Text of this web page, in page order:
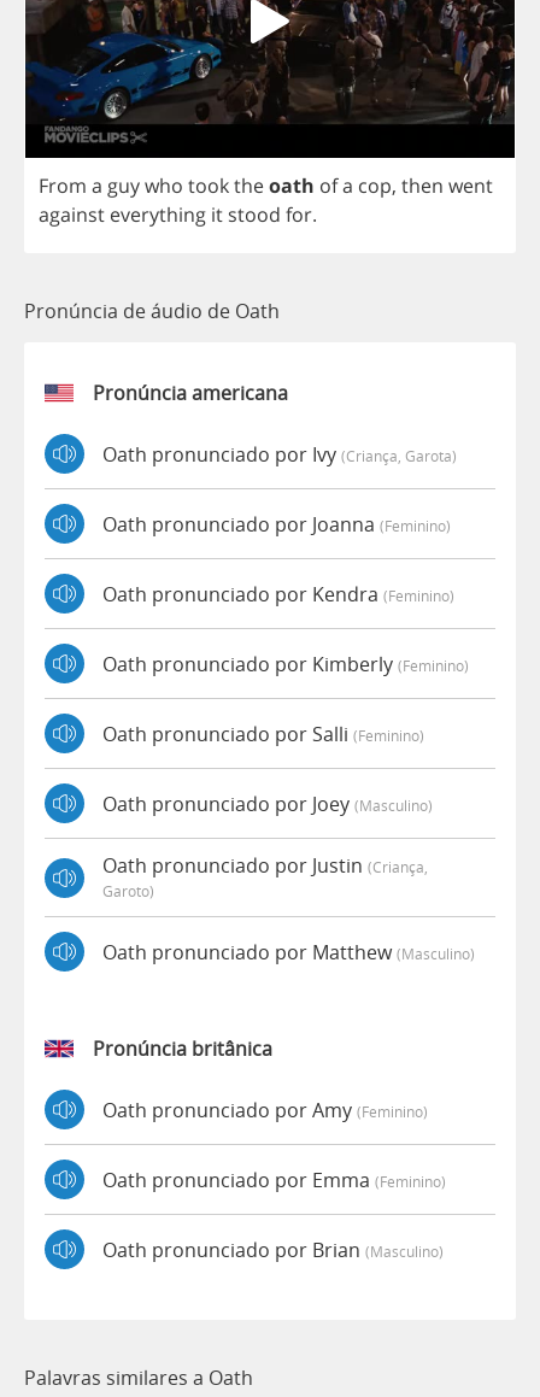
From a guywho tooktheoath ofa cop, then went
against everything it stood for.
Pronúncia de áudio de Oath
Pronúncia americana
Oath pronunciado por Ivy (criança, Garota)
Oath pronunciado por Joanna (feminino)
Oath pronunciado por Kendra (feminino)
Oath pronunciado por Kimberly (feminino)
Oath pronunciado por Salli (feminino)
Oath pronunciado por Joey (masculino)
Oath pronunciado por Justin (criança,
Garoto)
Oath pronunciado por Matthew(masculino)
Pronúncia britânica
Oath pronunciado por Amy (feminino)
Oath pronunciado por Emma (feminino)
Oath pronunciado por Brian (masculino)
Palavras similares a Oath